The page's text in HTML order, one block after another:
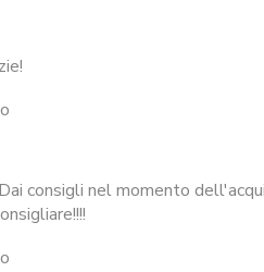
consigli nel momento